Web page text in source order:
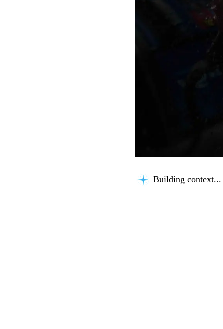
Building context...